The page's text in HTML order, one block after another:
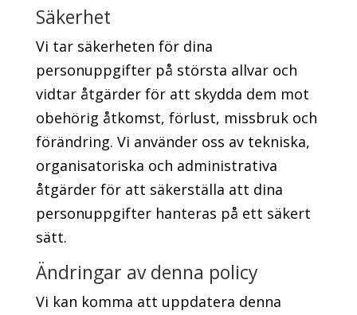
Säkerhet
Vi tar säkerheten för dina
personuppgifter på största allvar och
vidtar åtgärder för att skydda dem mot
obehörig åtkomst, förlust, missbruk och
förändring. Vi använder oss av tekniska,
organisatoriska och administrativa
åtgärder för att säkerställa att dina
personuppgifter hanteras på ett säkert
sätt.
Ändringar av denna policy
Vi kan komma att uppdatera denna